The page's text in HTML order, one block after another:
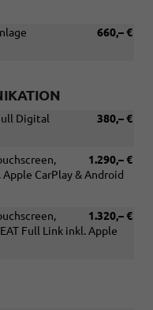
660,– €
380,– €
Digital
1.290,– €
CarPlay & Android
1.320,– €
Full Link inkl. Apple